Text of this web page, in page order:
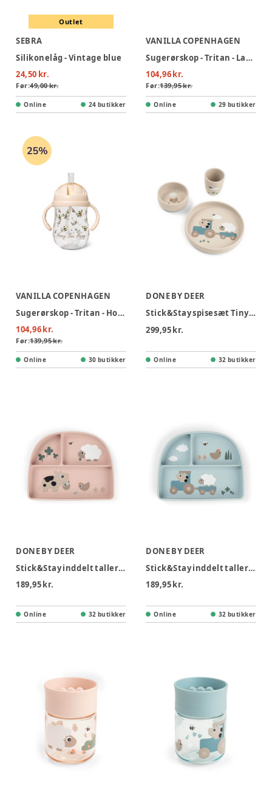
Outlet
SEBRA
Silikonelåg - Vintage blue
24,50 kr.
Før:49,00 kr.
Online 24 butikker
VANILLA COPENHAGEN
Sugerørskop - Tritan - Ladybug - 300 ml
104,96 kr.
Før:139,95 kr.
Online 29 butikker
VANILLA COPENHAGEN
Sugerørskop - Tritan - Honeybee - 300 ml
104,96 kr.
Før:139,95 kr.
Online 30 butikker
DONE BY DEER
Stick&Stay spisesæt Tiny farm Sand
299,95 kr.
Online 32 butikker
DONE BY DEER
Stick&Stay inddelt tallerken Tiny farm Pudder
189,95 kr.
Online 32 butikker
DONE BY DEER
Stick&Stay inddelt tallerken Tiny farm Blå
189,95 kr.
Online 32 butikker